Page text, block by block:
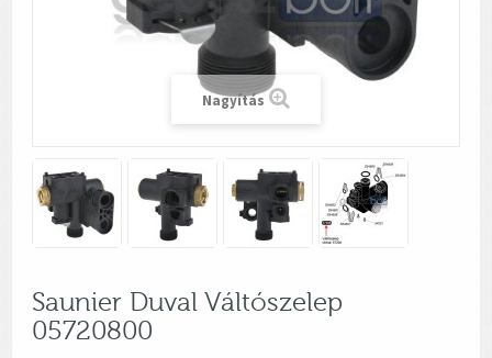
Nagyítás
Saunier Duval Váltószelep
05720800